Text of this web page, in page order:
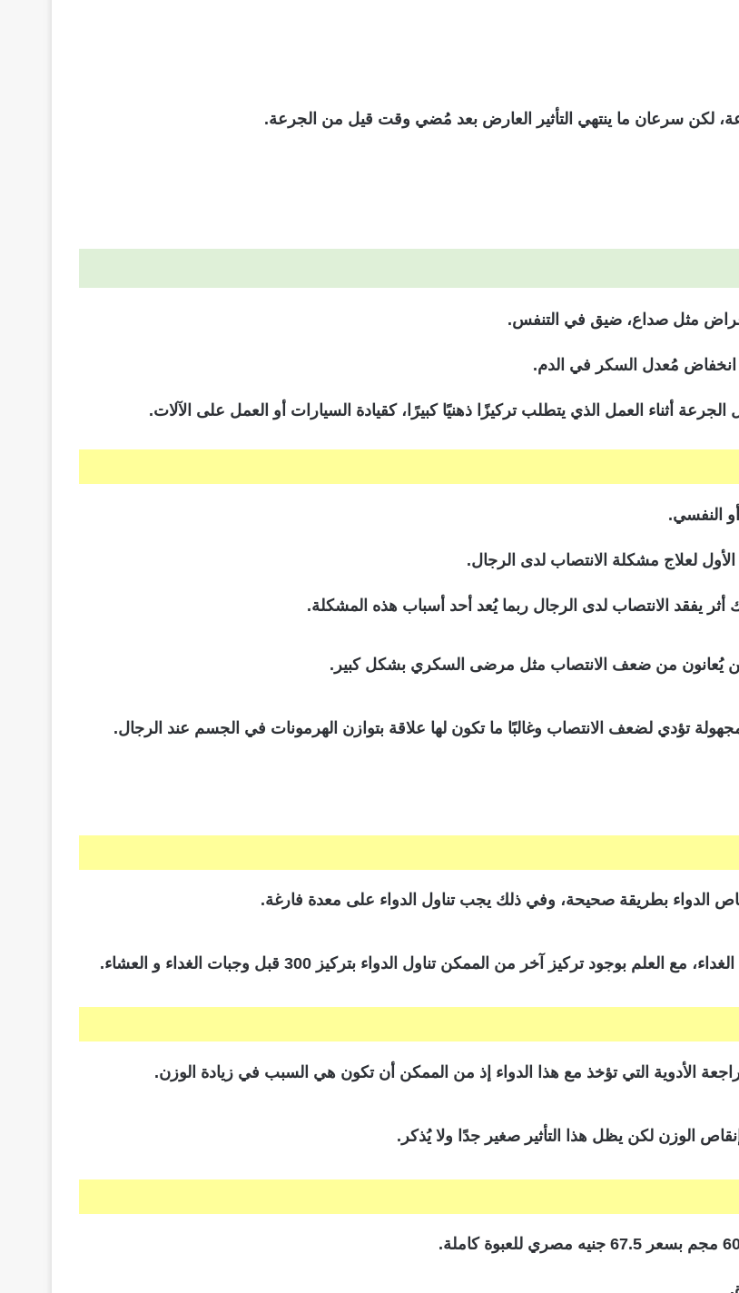
لكن سرعان ما ينتهي التأثير العارض بعد مُضي وقت قيل من الجرعة.
مثل صداع، ضيق في التنفس.
انخفاض مُعدل السكر في الدم.
أثناء العمل الذي يتطلب تركيزًا ذهنيًا كبيرًا، كقيادة السيارات أو العمل على الآلات.
النفسي.
لعلاج مشكلة الانتصاب لدى الرجال.
يفقد الانتصاب لدى الرجال ربما يُعد أحد أسباب هذه المشكلة.
تؤدي لضعف الانتصاب وغالبًا ما تكون لها علاقة بتوازن الهرمونات في الجسم عند الرجال.
الدواء بطريقة صحيحة، وفي ذلك يجب تناول الدواء على معدة فارغة.
الأدوية التي تؤخذ مع هذا الدواء إذ من الممكن أن تكون هي السبب في زيادة الوزن.
الوزن لكن يظل هذا التأثير صغير جدًا ولا يُذكر.